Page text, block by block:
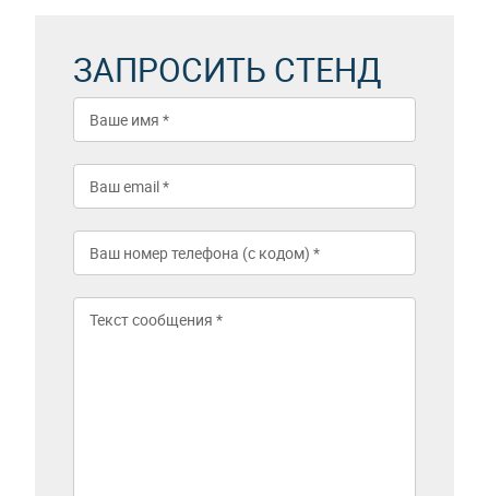
ЗАПРОСИТЬ СТЕНД